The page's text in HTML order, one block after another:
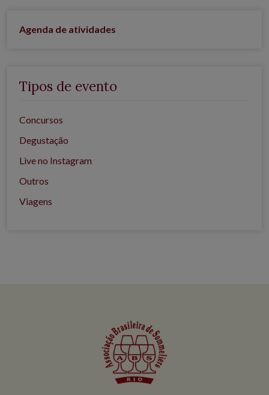
Agenda de atividades
Tipos de evento
Concursos
Degustação
Live no Instagram
Outros
Viagens